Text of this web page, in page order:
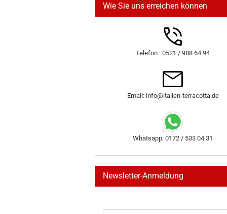
Wie Sie uns erreichen können
Telefon : 0521 / 988 64 94
Email: info@italien-terracotta.de
Whatsapp: 0172 / 533 04 31
Newsletter-Anmeldung